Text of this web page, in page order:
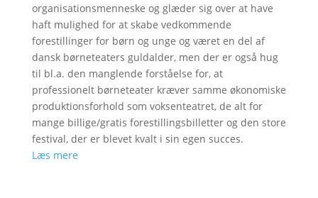
organisationsmenneske og glæder sig over at have
haft mulighed for at skabe vedkommende
forestillinger for børn og unge og været en del af
dansk børneteaters guldalder, men der er også hug
til bl.a. den manglende forståelse for, at
professionelt børneteater kræver samme økonomiske
produktionsforhold som voksenteatret, de alt for
mange billige/gratis forestillingsbilletter og den store
festival, der er blevet kvalt i sin egen succes.
Læs mere